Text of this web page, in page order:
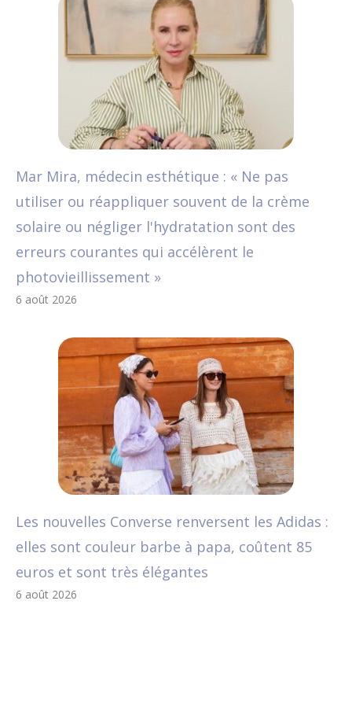
Mar Mira, médecin esthétique : « Ne pas
utiliser ou réappliquer souvent de la crème
solaire ou négliger l'hydratation sont des
erreurs courantes qui accélèrent le
photovieillissement »
6 août 2026
Les nouvelles Converse renversent les Adidas :
elles sont couleur barbe à papa, coûtent 85
euros et sont très élégantes
6 août 2026